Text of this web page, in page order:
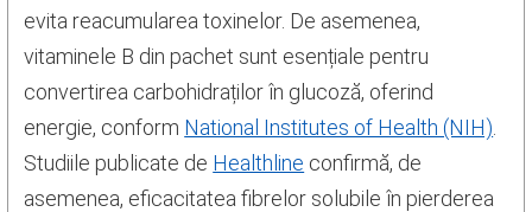
evita reacumularea toxinelor. De asemenea,
vitaminele B din pachet sunt esențiale pentru
convertirea carbohidraților în glucoză, oferind
energie, conform National Institutes of Health (NIH)
Studiile publicate de Healthline confirmă, de
asemenea, eficacitatea fibrelor solubile în pierderea